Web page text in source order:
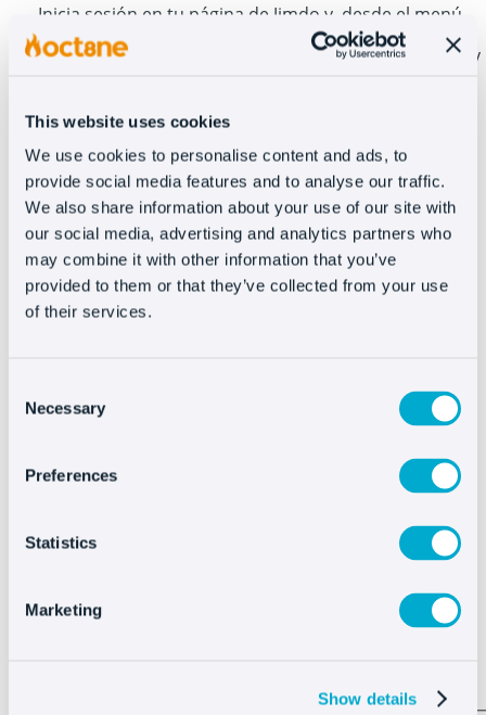
This website uses cookies
We use cookies to personalise content and ads, to
provide social media features and to analyse our traffic.
We also share information about your use of our site with
our social media, advertising and analytics partners who
may combine it with other information that you’ve
provided to them or that they’ve collected from your use
of their services.
Selection
Necessary
Preferences
Statistics
Marketing
Show details
Inicia sesión en tu página de Jimdo y, desde el menú
lateral, accede a Ajustes > Página Web > Editar Head.
Selecciona la pestaña superior Página web completa y
Guarda los cambios y Oct8ne aparecerá en tu página
web.
Integrar Oct8ne es muy